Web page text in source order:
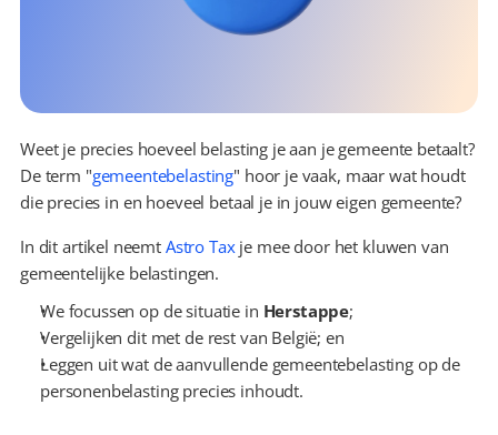
Weet je precies hoeveel belasting je aan je gemeente betaalt?
De term "gemeentebelasting" hoor je vaak, maar wat houdt
die precies in en hoeveel betaal je in jouw eigen gemeente?
In dit artikel neemt Astro Tax je mee door het kluwen van
gemeentelijke belastingen.
We focussen op de situatie in Herstappe;
Vergelijken dit met de rest van België; en
Leggen uit wat de aanvullende gemeentebelasting op de
personenbelasting precies inhoudt.